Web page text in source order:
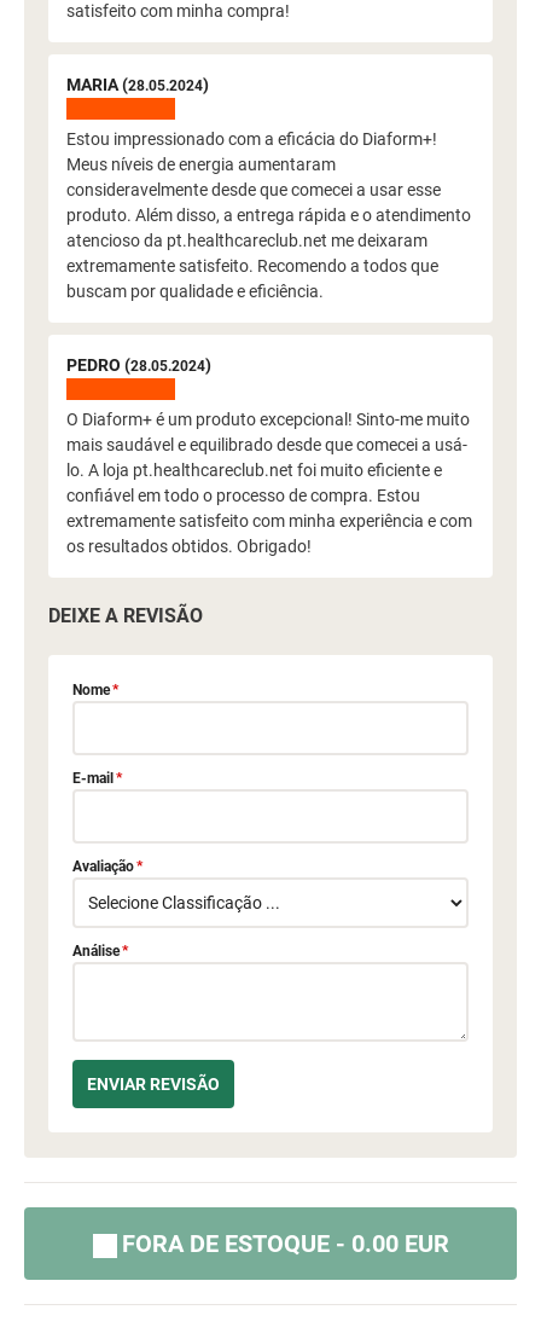
satisfeito com minha compra!
MARIA (28.05.2024)
Estou impressionado com a eficácia do Diaform+!
Meus níveis de energia aumentaram
consideravelmente desde que comecei a usar esse
produto. Além disso, a entrega rápida e o atendimento
atencioso da pt.healthcareclub.net me deixaram
extremamente satisfeito. Recomendo a todos que
buscam por qualidade e eficiência.
PEDRO (28.05.2024)
O Diaform+ é um produto excepcional! Sinto-me muito
mais saudável e equilibrado desde que comecei a usá-
lo. A loja pt.healthcareclub.net foi muito eficiente e
confiável em todo o processo de compra. Estou
extremamente satisfeito com minha experiência e com
os resultados obtidos. Obrigado!
DEIXE A REVISÃO
Nome*
E-mail *
Avaliação*
Análise*
FORA DE ESTOQUE - 0.00 EUR